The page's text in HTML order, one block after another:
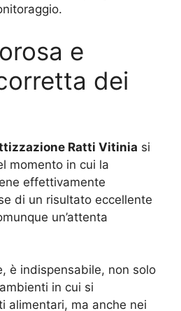
e
dei
Ratti Vitinia si
momento in cui la
effettivamente
di un risultato eccellente
un’attenta
è indispensabile, non solo
in cui si
alimentari, ma anche nei